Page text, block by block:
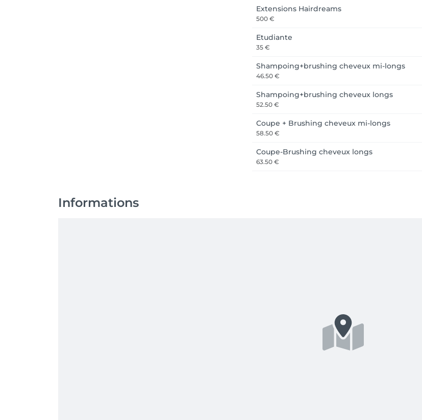
Extensions Hairdreams
500 €
Etudiante
35 €
Shampoing+brushing cheveux mi-longs
46.50 €
Shampoing+brushing cheveux longs
52.50 €
Coupe + Brushing cheveux mi-longs
58.50 €
Coupe-Brushing cheveux longs
63.50 €
Informations